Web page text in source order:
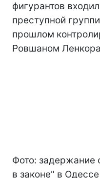
фигурантов
преступной
прошлом
Ровшаном
Фото: задержание
в законе" в